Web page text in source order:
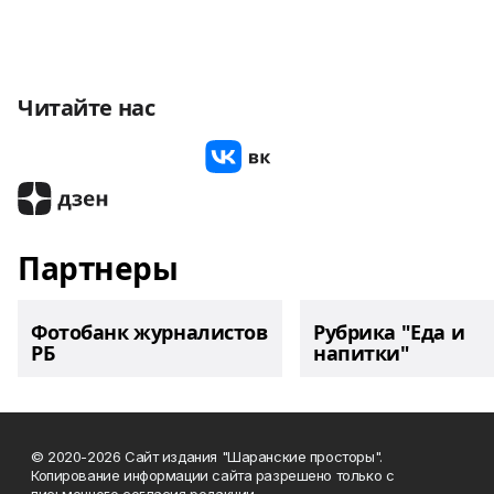
Читайте нас
Партнеры
Фотобанк журналистов
РБ
Рубрика "Еда и
напитки"
© 2020-2026 Сайт издания "Шаранские просторы".
Копирование информации сайта разрешено только с